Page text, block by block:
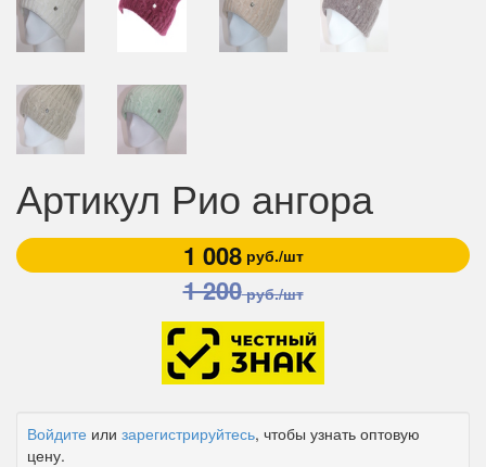
Артикул Рио ангора
1 008руб./шт
1 200руб./шт
Войдите или зарегистрируйтесь, чтобы узнать оптовую
цену.